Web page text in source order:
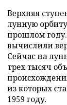
Верхняя
лунную
прошлом
вычислили
Сейчас на
трех тысяч
из которых
1959 году.